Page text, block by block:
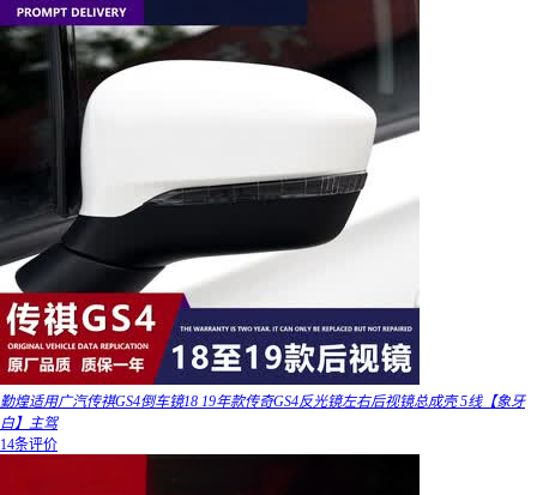
勤煌适用广汽传祺GS4倒车镜18 19年款传奇GS4反光镜左右后视镜总成壳 5线【象牙
白】主驾
14条评价